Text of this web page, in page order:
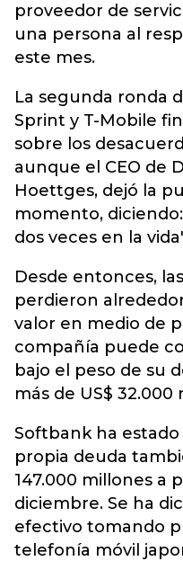
proveedor de
una persona al
este mes.
La segunda ronda
Sprint y T-Mobile
sobre los
aunque el CEO de
Hoettges, dejó la
momento,
dos veces en la
Desde entonces,
perdieron
valor en medio de
compañía puede
bajo el peso de su
más de US$ 32.000
Softbank ha
propia deuda
147.000 millones a
diciembre. Se ha
efectivo tomando
telefonía móvil